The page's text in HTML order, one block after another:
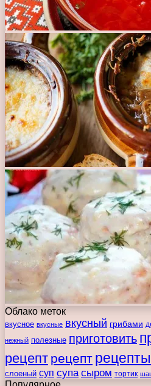
Облако меток
вкусное вкусные вкусный грибами
нежный полезные приготовить
рецепт рецепт рецепты
слоеный суп супа сыром тортик